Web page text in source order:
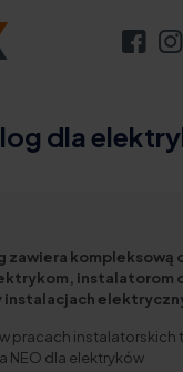
dla
zawiera kompleksową
instalatorom
instalacjach
pracach instalatorskich
NEO dla elektryków